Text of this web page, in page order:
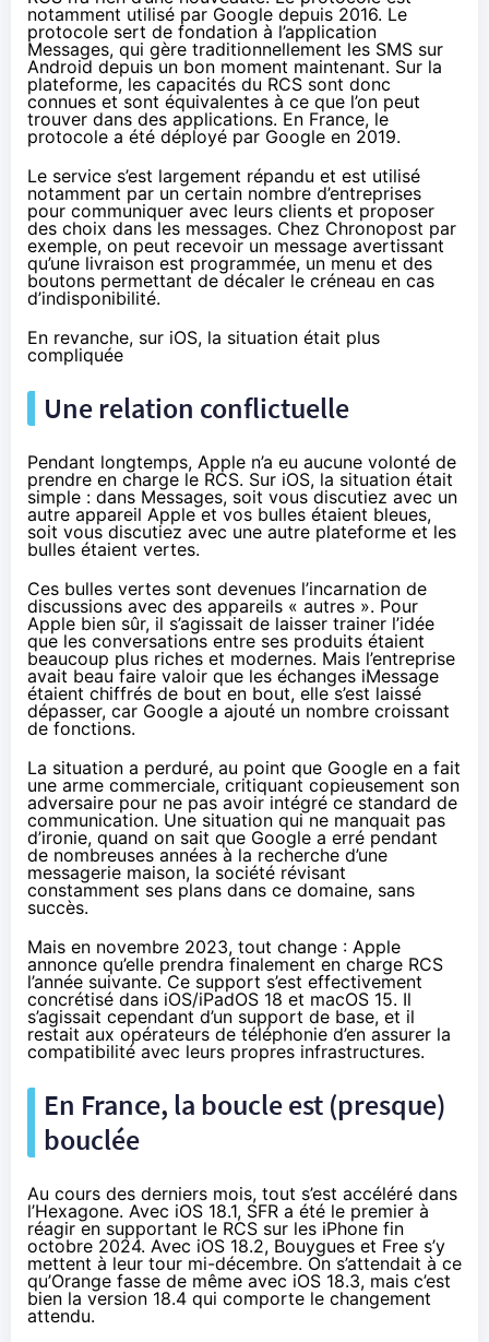
notamment utilisé par Google depuis 2016. Le
protocole sert de fondation à l’application
Messages, qui gère traditionnellement les SMS sur
Android depuis un bon moment maintenant. Sur la
plateforme, les capacités du RCS sont donc
connues et sont équivalentes à ce que l’on peut
trouver dans des applications. En France, le
protocole a été déployé par Google en 2019.
Le service s’est largement répandu et est utilisé
notamment par un certain nombre d’entreprises
pour communiquer avec leurs clients et proposer
des choix dans les messages. Chez Chronopost par
exemple, on peut recevoir un message avertissant
qu’une livraison est programmée, un menu et des
boutons permettant de décaler le créneau en cas
d’indisponibilité.
En revanche, sur iOS, la situation était plus
compliquée
Une relation conflictuelle
Pendant longtemps, Apple n’a eu aucune volonté de
prendre en charge le RCS. Sur iOS, la situation était
simple : dans Messages, soit vous discutiez avec un
autre appareil Apple et vos bulles étaient bleues,
soit vous discutiez avec une autre plateforme et les
bulles étaient vertes.
Ces bulles vertes sont devenues l’incarnation de
discussions avec des appareils « autres ». Pour
Apple bien sûr, il s’agissait de laisser trainer l’idée
que les conversations entre ses produits étaient
beaucoup plus riches et modernes. Mais l’entreprise
avait beau faire valoir que les échanges iMessage
étaient chiffrés de bout en bout, elle s’est laissé
dépasser, car Google a ajouté un nombre croissant
de fonctions.
La situation a perduré, au point que Google en a fait
une arme commerciale, critiquant copieusement son
adversaire pour ne pas avoir intégré ce standard de
communication. Une situation qui ne manquait pas
d’ironie, quand on sait que Google a erré pendant
de nombreuses années à la recherche d’une
messagerie maison, la société révisant
constamment ses plans dans ce domaine, sans
succès.
Mais en novembre 2023, tout change : Apple
annonce qu’elle prendra finalement en charge RCS
l’année suivante. Ce support s’est effectivement
concrétisé dans iOS/iPadOS 18 et macOS 15. Il
s’agissait cependant d’un support de base, et il
restait aux opérateurs de téléphonie d’en assurer la
compatibilité avec leurs propres infrastructures.
En France, la boucle est (presque)
bouclée
Au cours des derniers mois, tout s’est accéléré dans
l’Hexagone. Avec iOS 18.1, SFR a été le premier à
réagir en supportant le RCS sur les iPhone fin
octobre 2024. Avec iOS 18.2, Bouygues et Free s’y
mettent à leur tour mi-décembre. On s’attendait à ce
qu’Orange fasse de même avec iOS 18.3, mais c’est
bien la version 18.4 qui comporte le changement
attendu.